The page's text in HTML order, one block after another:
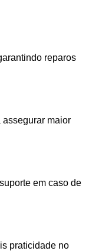
reparos
maior
em caso de
praticidade no